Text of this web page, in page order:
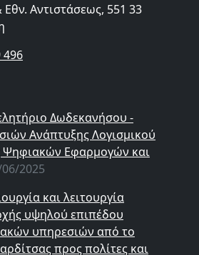
Εθν. Αντιστάσεως, 551 33
496
Δωδεκανήσου -
Ανάπτυξης Λογισμικού
Ψηφιακών Εφαρμογών και
2025
και λειτουργία
υψηλού επιπέδου
υπηρεσιών από το
προς πολίτες και